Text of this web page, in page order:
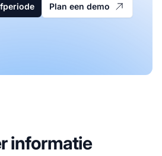
Plan een demo
informatie